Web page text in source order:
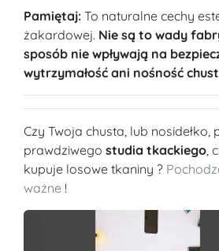
Pamiętaj: To naturalne cechy
żakardowej. Nie są to wady
sposób nie wpływają na
wytrzymałość ani nośność
Czy Twoja chusta, lub nosidełko,
prawdziwego studia tkackiego,
kupuje losowe tkaniny ?
ważne !